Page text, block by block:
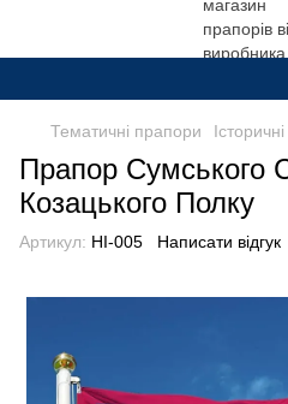
Тематичні прапори
Прапор Сумського
Козацького Полку
Артикул: HI-005 Написати відгук